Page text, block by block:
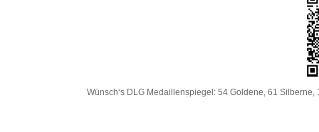
Wünsch‘s DLG Medaillenspiegel: 54 Goldene, 61